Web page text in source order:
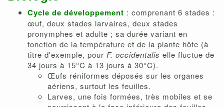
Cycle de développement : comprenant 6 stades :
œuf, deux stades larvaires, deux stades
pronymphes et adulte ; sa durée variant en
fonction de la température et de la plante hôte (à
titre d'exemple, pour F. occidentalis elle fluctue de
34 jours à 15°C à 13 jours à 30°C).
Œufs réniformes déposés sur les organes
aériens, surtout les feuilles.
Larves, une fois formées, très mobiles et se